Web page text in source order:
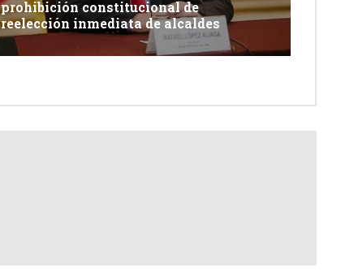
prohibición constitucional de
reelección inmediata de alcaldes